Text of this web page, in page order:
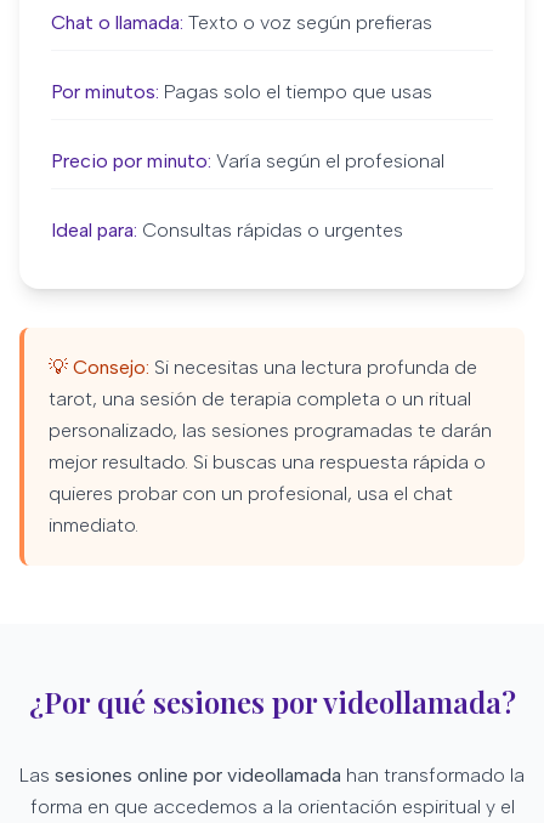
Chat o llamada: Texto o voz según prefieras
Por minutos: Pagas solo el tiempo que usas
Precio por minuto: Varía según el profesional
Ideal para: Consultas rápidas o urgentes
💡 Consejo: Si necesitas una lectura profunda de
tarot, una sesión de terapia completa o un ritual
personalizado, las sesiones programadas te darán
mejor resultado. Si buscas una respuesta rápida o
quieres probar con un profesional, usa el chat
inmediato.
¿Por qué sesiones por videollamada?
Las sesiones online por videollamada han transformado la
forma en que accedemos a la orientación espiritual y el